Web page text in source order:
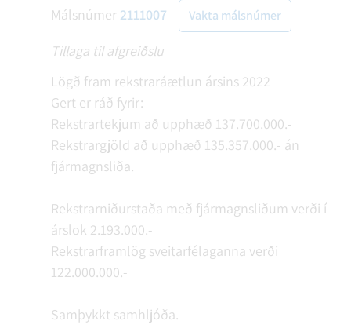
Málsnúmer 2111007 Vakta málsnúmer
Tillaga til afgreiðslu
Lögð fram rekstraráætlun ársins 2022
Gert er ráð fyrir:
Rekstrartekjum að upphæð 137.700.000.-
Rekstrargjöld að upphæð 135.357.000.- án
fjármagnsliða.
Rekstrarniðurstaða með fjármagnsliðum verði í
árslok 2.193.000.-
Rekstrarframlög sveitarfélaganna verði
122.000.000.-
Samþykkt samhljóða.